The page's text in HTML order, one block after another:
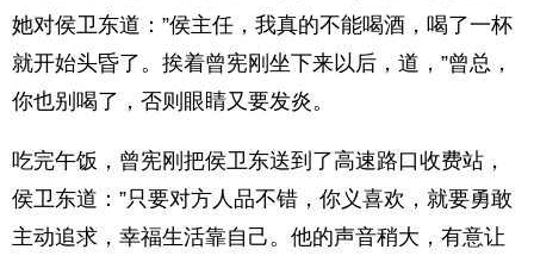
她对侯卫东道：”侯主任，我真的不能喝酒，喝了一杯
就开始头昏了。挨着曾宪刚坐下来以后，道，”曾总，
你也别喝了，否则眼睛又要发炎。
吃完午饭，曾宪刚把侯卫东送到了高速路口收费站，
侯卫东道：”只要对方人品不错，你义喜欢，就要勇敢
主动追求，幸福生活靠自己。他的声音稍大，有意让